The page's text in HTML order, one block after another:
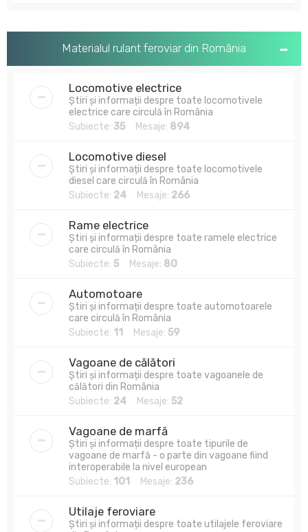
Materialul rulant feroviar din România
Locomotive electrice
Știri și informații despre toate locomotivele
electrice care circulă în România
Subiecte: 35 Mesaje: 894
Locomotive diesel
Știri și informații despre toate locomotivele
diesel care circulă în România
Subiecte: 24 Mesaje: 266
Rame electrice
Știri și informații despre toate ramele electrice
care circulă în România
Subiecte: 5 Mesaje: 80
Automotoare
Știri și informații despre toate automotoarele
care circulă în România
Subiecte: 11 Mesaje: 59
Vagoane de călători
Știri și informații despre toate vagoanele de
călători din România
Subiecte: 24 Mesaje: 52
Vagoane de marfă
Știri și informații despre toate tipurile de
vagoane de marfă - o parte din vagoane fiind
interoperabile la nivel european
Subiecte: 101 Mesaje: 236
Utilaje feroviare
Știri și informații despre toate utilajele feroviare